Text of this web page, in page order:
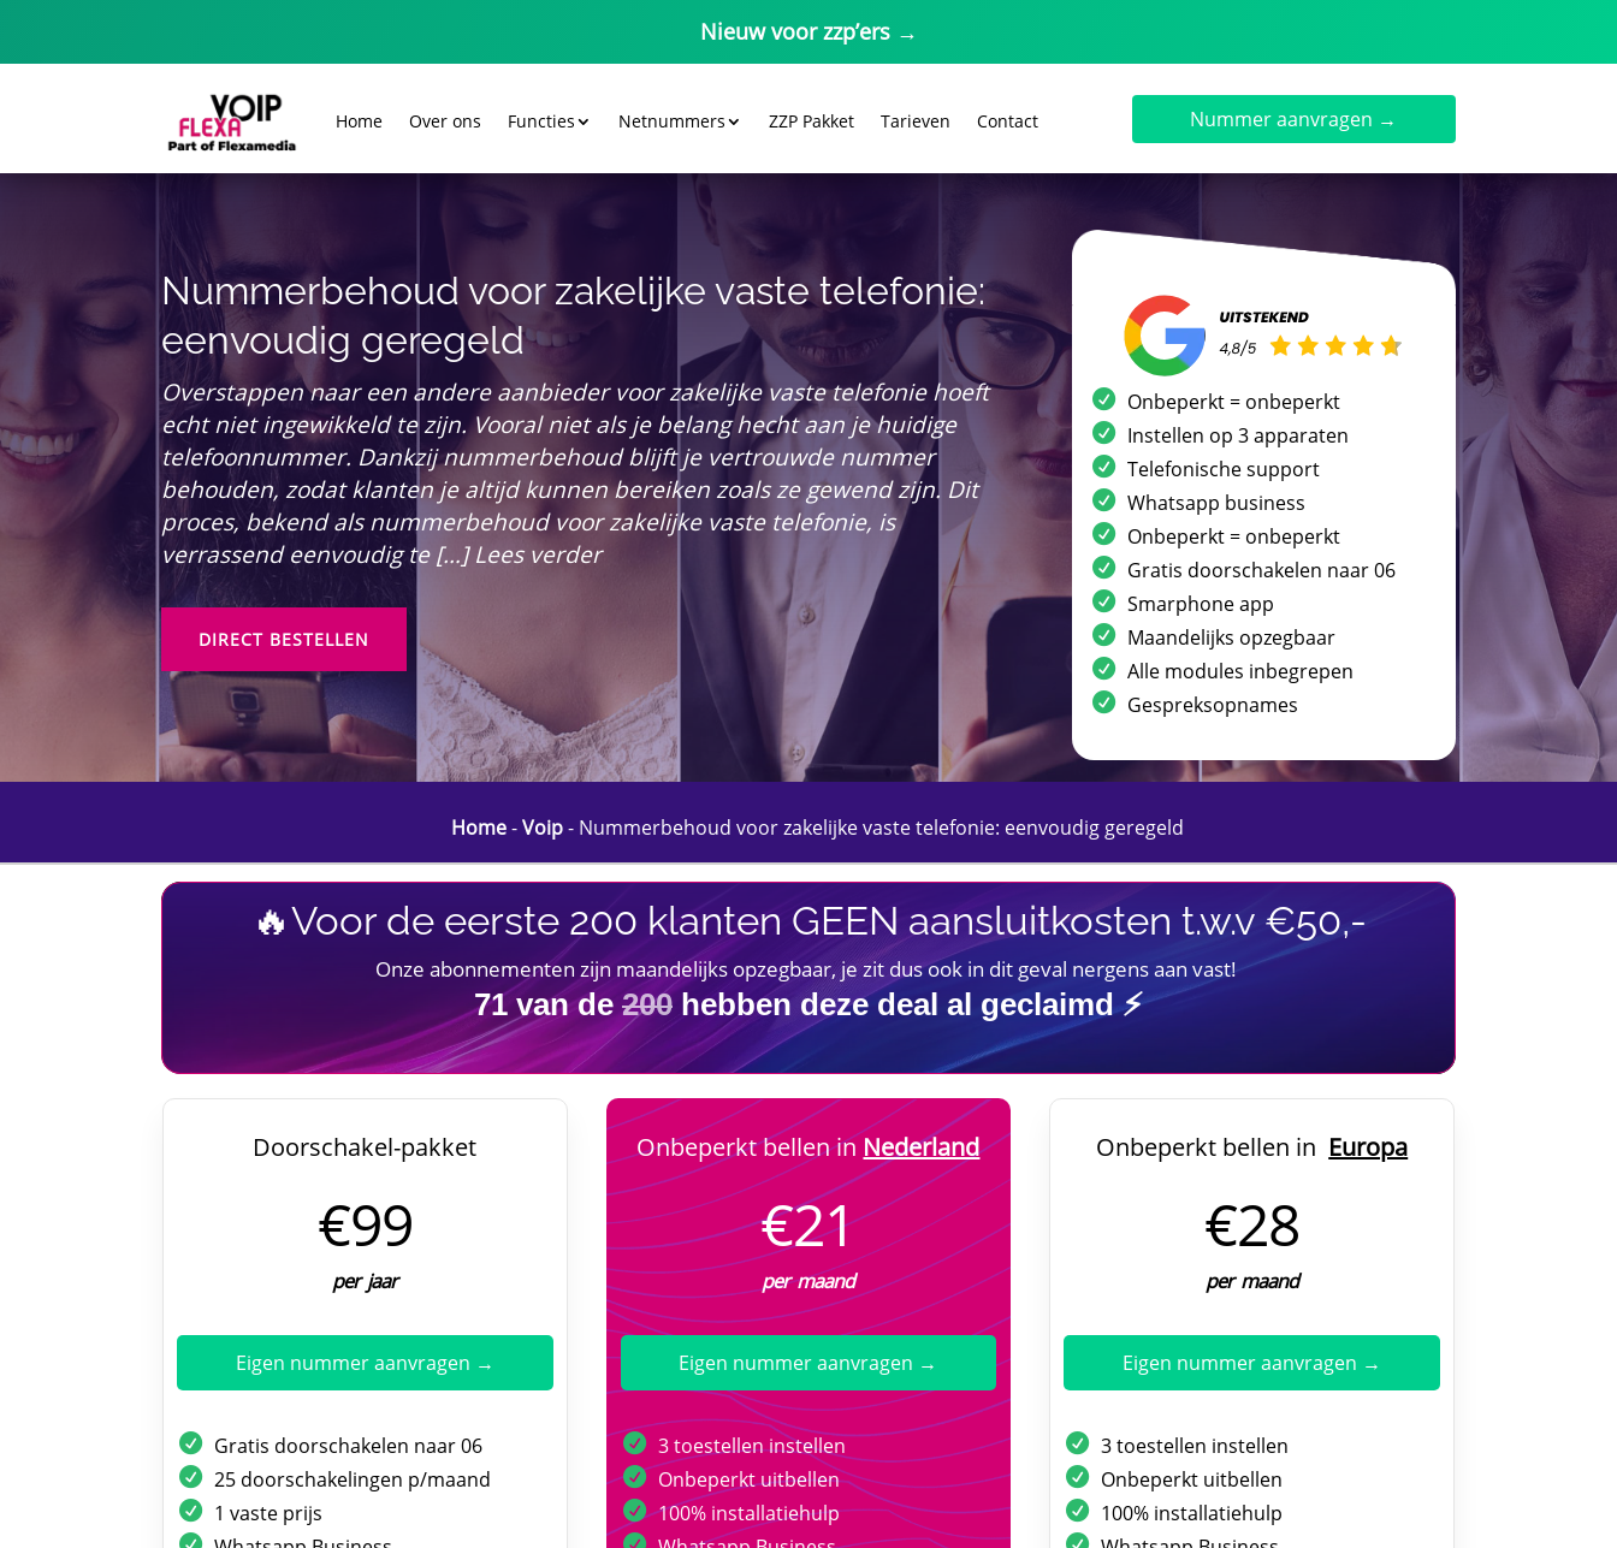
Nieuw voor zzp’ers →
Home Over ons Functies Netnummers ZZP Pakket Tarieven Contact Nummer aanvragen →
Nummerbehoud voor zakelijke vaste telefonie:
eenvoudig geregeld
Overstappen naar een andere aanbieder voor zakelijke vaste telefonie hoeft
echt niet ingewikkeld te zijn. Vooral niet als je belang hecht aan je huidige
telefoonnummer. Dankzij nummerbehoud blijft je vertrouwde nummer
behouden, zodat klanten je altijd kunnen bereiken zoals ze gewend zijn. Dit
proces, bekend als nummerbehoud voor zakelijke vaste telefonie, is
verrassend eenvoudig te […] Lees verder
DIRECT BESTELLEN
Onbeperkt = onbeperkt
Instellen op 3 apparaten
Telefonische support
Whatsapp business
Onbeperkt = onbeperkt
Gratis doorschakelen naar 06
Smarphone app
Maandelijks opzegbaar
Alle modules inbegrepen
Gespreksopnames
Home-Voip- Nummerbehoud voor zakelijke vaste telefonie: eenvoudig geregeld
🔥Voor de eerste 200 klanten GEEN aansluitkosten t.w.v €50,-
Onze abonnementen zijn maandelijks opzegbaar, je zit dus ook in dit geval nergens aan vast!
71van de200 hebben deze deal al geclaimd ⚡
Doorschakel-pakket
€99
per jaar
Eigen nummer aanvragen →
Gratis doorschakelen naar 06
25 doorschakelingen p/maand
1 vaste prijs
Onbeperkt bellen in Nederland
€21
per maand
Eigen nummer aanvragen →
3 toestellen instellen
Onbeperkt uitbellen
100% installatiehulp
Onbeperkt bellen in Europa
€28
per maand
Eigen nummer aanvragen →
3 toestellen instellen
Onbeperkt uitbellen
100% installatiehulp